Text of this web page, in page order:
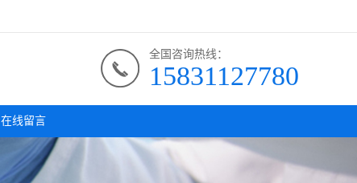
全国咨询热线：
15831127780
在线留言